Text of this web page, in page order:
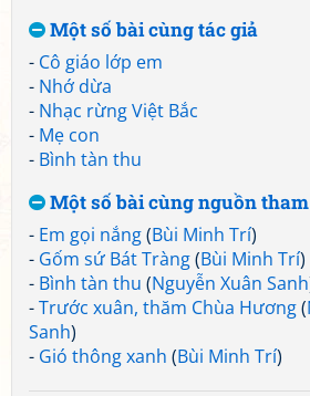
Một số bài cùng tác giả
- Cô giáo lớp em
- Nhớ dừa
- Nhạc rừng Việt Bắc
- Mẹ con
- Bình tàn thu
Một số bài cùng nguồn
- Em gọi nắng(Bùi Minh Trí)
- Gốm sứ Bát Tràng(Bùi Minh Trí)
- Bình tàn thu (Nguyễn Xuân Sanh
-Trước xuân, thăm Chùa Hương(
Sanh)
- Gió thông xanh (Bùi Minh Trí)